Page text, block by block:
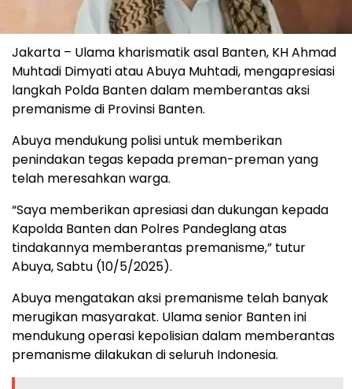
Jakarta – Ulama kharismatik asal Banten, KH Ahmad
Muhtadi Dimyati atau Abuya Muhtadi, mengapresiasi
langkah Polda Banten dalam memberantas aksi
premanisme di Provinsi Banten.
Abuya mendukung polisi untuk memberikan
penindakan tegas kepada preman-preman yang
telah meresahkan warga.
“Saya memberikan apresiasi dan dukungan kepada
Kapolda Banten dan Polres Pandeglang atas
tindakannya memberantas premanisme,” tutur
Abuya, Sabtu (10/5/2025).
Abuya mengatakan aksi premanisme telah banyak
merugikan masyarakat. Ulama senior Banten ini
mendukung operasi kepolisian dalam memberantas
premanisme dilakukan di seluruh Indonesia.